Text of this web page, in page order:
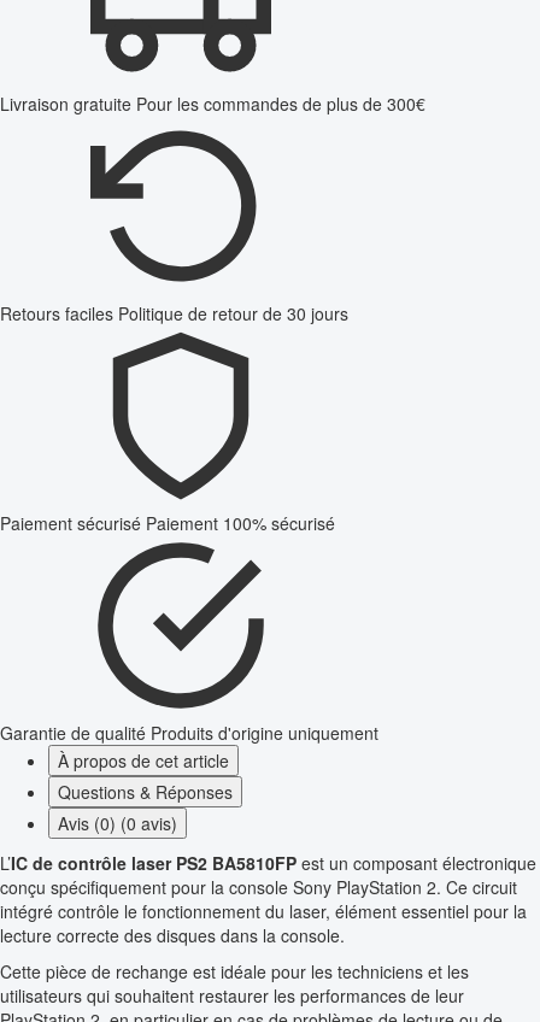
Livraison gratuite Pour les commandes de plus de 300€
Retours faciles Politique de retour de 30 jours
Paiement sécurisé Paiement 100% sécurisé
Garantie de qualité Produits d'origine uniquement
À propos de cet article
Questions & Réponses
Avis (0) (0 avis)
L’IC de contrôle laser PS2 BA5810FP est un composant électronique
conçu spécifiquement pour la console Sony PlayStation 2. Ce circuit
intégré contrôle le fonctionnement du laser, élément essentiel pour la
lecture correcte des disques dans la console.
Cette pièce de rechange est idéale pour les techniciens et les
utilisateurs qui souhaitent restaurer les performances de leur